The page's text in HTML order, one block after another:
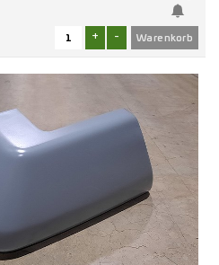
+ -